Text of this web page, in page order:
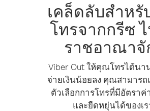
เคล็ดลับสำหรั
โทรจากกรีซ
ราชอาณาจั
Viber Out ให้คุณโทรได้น
จ่ายเงินน้อยลง คุณสามารถ
ตัวเลือกการโทรที่มีอัตราค่
และยืดหยุ่นได้ของเร